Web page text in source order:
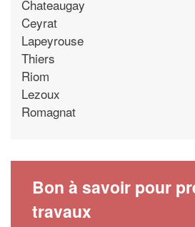
Chateaugay
Ceyrat
Lapeyrouse
Thiers
Riom
Lezoux
Romagnat
Bon à savoir pour
travaux